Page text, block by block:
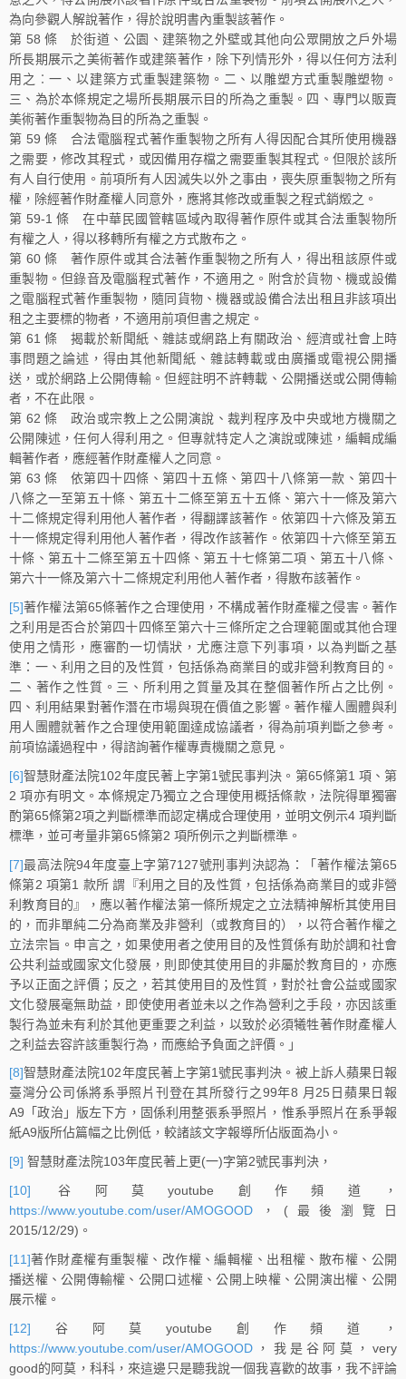
為向參觀人解說著作，得於說明書內重製該著作。
第 58 條 於街道、公園、建築物之外壁或其他向公眾開放之戶外場
所長期展示之美術著作或建築著作，除下列情形外，得以任何方法利
用之︰一、以建築方式重製建築物。二、以雕塑方式重製雕塑物。
三、為於本條規定之場所長期展示目的所為之重製。四、專門以販賣
美術著作重製物為目的所為之重製。
第 59 條 合法電腦程式著作重製物之所有人得因配合其所使用機器
之需要，修改其程式，或因備用存檔之需要重製其程式。但限於該所
有人自行使用。前項所有人因滅失以外之事由，喪失原重製物之所有
權，除經著作財產權人同意外，應將其修改或重製之程式銷燬之。
第 59-1 條 在中華民國管轄區域內取得著作原件或其合法重製物所
有權之人，得以移轉所有權之方式散布之。
第 60 條 著作原件或其合法著作重製物之所有人，得出租該原件或
重製物。但錄音及電腦程式著作，不適用之。附含於貨物、機或設備
之電腦程式著作重製物，隨同貨物、機器或設備合法出租且非該項出
租之主要標的物者，不適用前項但書之規定。
第 61 條 揭載於新聞紙、雜誌或網路上有關政治、經濟或社會上時
事問題之論述，得由其他新聞紙、雜誌轉載或由廣播或電視公開播
送，或於網路上公開傳輸。但經註明不許轉載、公開播送或公開傳輸
者，不在此限。
第 62 條 政治或宗教上之公開演說、裁判程序及中央或地方機關之
公開陳述，任何人得利用之。但專就特定人之演說或陳述，編輯成編
輯著作者，應經著作財產權人之同意。
第 63 條 依第四十四條、第四十五條、第四十八條第一款、第四十
八條之一至第五十條、第五十二條至第五十五條、第六十一條及第六
十二條規定得利用他人著作者，得翻譯該著作。依第四十六條及第五
十一條規定得利用他人著作者，得改作該著作。依第四十六條至第五
十條、第五十二條至第五十四條、第五十七條第二項、第五十八條、
第六十一條及第六十二條規定利用他人著作者，得散布該著作。
[5]著作權法第65條著作之合理使用，不構成著作財產權之侵害。著作
之利用是否合於第四十四條至第六十三條所定之合理範圍或其他合理
使用之情形，應審酌一切情狀，尤應注意下列事項，以為判斷之基
準：一、利用之目的及性質，包括係為商業目的或非營利教育目的。
二、著作之性質。三、所利用之質量及其在整個著作所占之比例。
四、利用結果對著作潛在市場與現在價值之影響。著作權人團體與利
用人團體就著作之合理使用範圍達成協議者，得為前項判斷之參考。
前項協議過程中，得諮詢著作權專責機關之意見。
[6]智慧財產法院102年度民著上字第1號民事判決。第65條第1 項、第
2 項亦有明文。本條規定乃獨立之合理使用概括條款，法院得單獨審
酌第65條第2項之判斷標準而認定構成合理使用，並明文例示4 項判斷
標準，並可考量非第65條第2 項所例示之判斷標準。
[7]最高法院94年度臺上字第7127號刑事判決認為：「著作權法第65
條第2 項第1 款所 謂『利用之目的及性質，包括係為商業目的或非營
利教育目的』，應以著作權法第一條所規定之立法精神解析其使用目
的，而非單純二分為商業及非營利（或教育目的），以符合著作權之
立法宗旨。申言之，如果使用者之使用目的及性質係有助於調和社會
公共利益或國家文化發展，則即使其使用目的非屬於教育目的，亦應
予以正面之評價；反之，若其使用目的及性質，對於社會公益或國家
文化發展毫無助益，即使使用者並未以之作為營利之手段，亦因該重
製行為並未有利於其他更重要之利益，以致於必須犧牲著作財產權人
之利益去容許該重製行為，而應給予負面之評價。」
[8]智慧財產法院102年度民著上字第1號民事判決。被上訴人蘋果日報
臺灣分公司係將系爭照片刊登在其所發行之99年8 月25日蘋果日報
A9「政治」版左下方，固係利用整張系爭照片，惟系爭照片在系爭報
紙A9版所佔篇幅之比例低，較諸該文字報導所佔版面為小。
[9] 智慧財產法院103年度民著上更(一)字第2號民事判決，
[10] 谷阿莫youtube創作頻道，
https://www.youtube.com/user/AMOGOOD ，(最後瀏覽日
2015/12/29)。
[11]著作財產權有重製權、改作權、編輯權、出租權、散布權、公開
播送權、公開傳輸權、公開口述權、公開上映權、公開演出權、公開
展示權。
[12] 谷阿莫youtube創作頻道，
https://www.youtube.com/user/AMOGOOD ，我是谷阿莫，very
good的阿莫，科科，來這邊只是聽我說一個我喜歡的故事，我不­評論